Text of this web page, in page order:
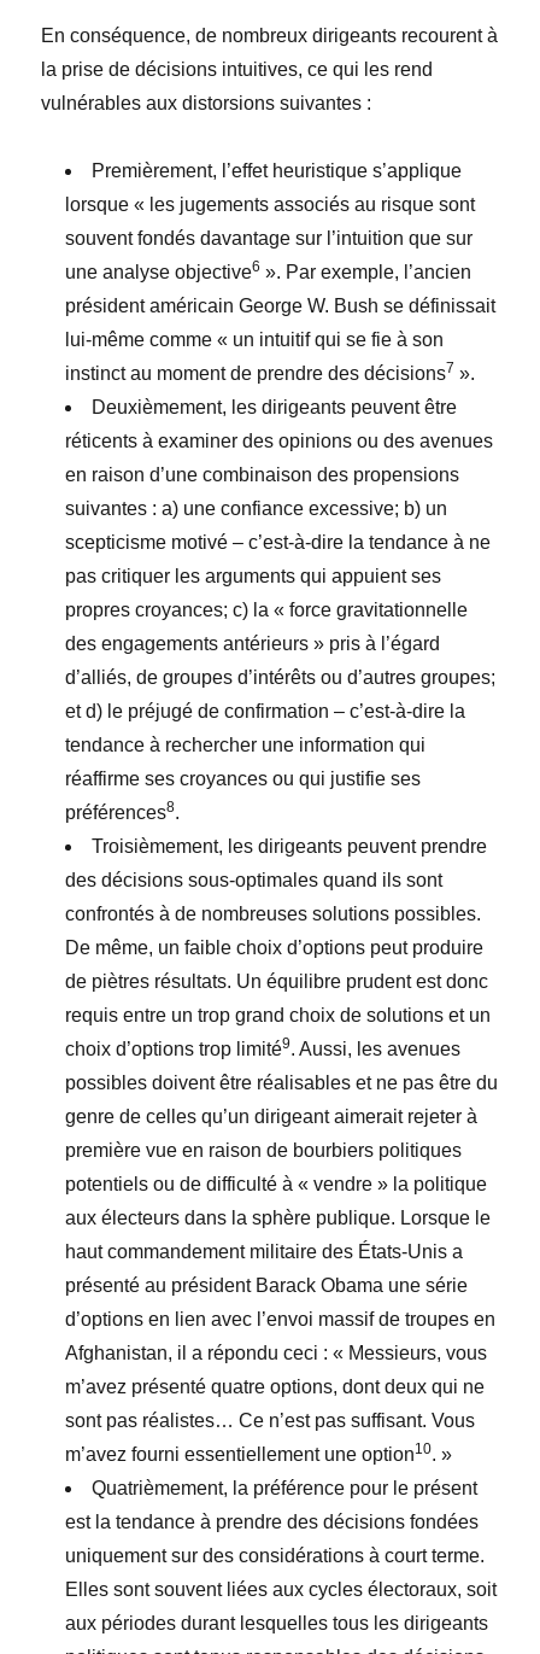
En conséquence, de nombreux dirigeants recourent à
la prise de décisions intuitives, ce qui les rend
vulnérables aux distorsions suivantes :
Premièrement, l’effet heuristique s’applique
lorsque « les jugements associés au risque sont
souvent fondés davantage sur l’intuition que sur
une analyse objective6 ». Par exemple, l’ancien
président américain George W. Bush se définissait
lui-même comme « un intuitif qui se fie à son
instinct au moment de prendre des décisions7 ».
Deuxièmement, les dirigeants peuvent être
réticents à examiner des opinions ou des avenues
en raison d’une combinaison des propensions
suivantes : a) une confiance excessive; b) un
scepticisme motivé – c’est-à-dire la tendance à ne
pas critiquer les arguments qui appuient ses
propres croyances; c) la « force gravitationnelle
des engagements antérieurs » pris à l’égard
d’alliés, de groupes d’intérêts ou d’autres groupes;
et d) le préjugé de confirmation – c’est-à-dire la
tendance à rechercher une information qui
réaffirme ses croyances ou qui justifie ses
préférences8.
Troisièmement, les dirigeants peuvent prendre
des décisions sous-optimales quand ils sont
confrontés à de nombreuses solutions possibles.
De même, un faible choix d’options peut produire
de piètres résultats. Un équilibre prudent est donc
requis entre un trop grand choix de solutions et un
choix d’options trop limité9. Aussi, les avenues
possibles doivent être réalisables et ne pas être du
genre de celles qu’un dirigeant aimerait rejeter à
première vue en raison de bourbiers politiques
potentiels ou de difficulté à « vendre » la politique
aux électeurs dans la sphère publique. Lorsque le
haut commandement militaire des États-Unis a
présenté au président Barack Obama une série
d’options en lien avec l’envoi massif de troupes en
Afghanistan, il a répondu ceci : « Messieurs, vous
m’avez présenté quatre options, dont deux qui ne
sont pas réalistes… Ce n’est pas suffisant. Vous
m’avez fourni essentiellement une option10. »
Quatrièmement, la préférence pour le présent
est la tendance à prendre des décisions fondées
uniquement sur des considérations à court terme.
Elles sont souvent liées aux cycles électoraux, soit
aux périodes durant lesquelles tous les dirigeants